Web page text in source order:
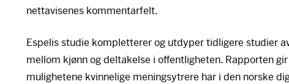
nettavisenes kommentarfelt.
Espelis studie kompletterer og utdyper tidligere studier
mellom kjønn og deltakelse i offentligheten. Rapporten
mulighetene kvinnelige meningsytrere har i den norske